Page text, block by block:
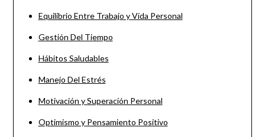
Equilibrio Entre Trabajo y Vida Personal
Gestión Del Tiempo
Hábitos Saludables
Manejo Del Estrés
Motivación y Superación Personal
Optimismo y Pensamiento Positivo